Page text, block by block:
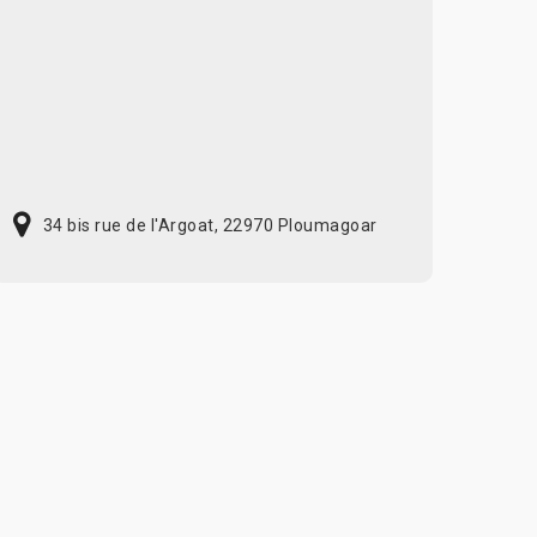
34 bis rue de l'Argoat, 22970 Ploumagoar